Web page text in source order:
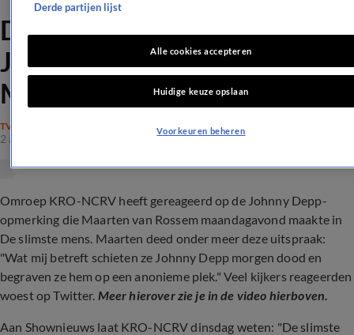
Dit zegt KRO-NCRV over
Johnny Depp-opmerking
Maarten van Rossem
TV
2 aug 2022, 23:30
Omroep KRO-NCRV heeft gereageerd op de Johnny Depp-
opmerking die Maarten van Rossem maandagavond maakte in
De slimste mens. Maarten deed onder meer deze uitspraak:
"Wat mij betreft schieten ze Johnny Depp morgen dood en
begraven ze hem op een anonieme plek." Veel kijkers reageerden
woest op Twitter. Meer hierover zie je in de video hierboven.
Aan Shownieuws laat KRO-NCRV dinsdag weten: "De slimste
Derde partijen lijst
Alle cookies accepteren
Huidige keuze opslaan
Voorkeuren beheren